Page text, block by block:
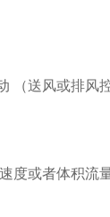
（送风或排风
度或者体积流